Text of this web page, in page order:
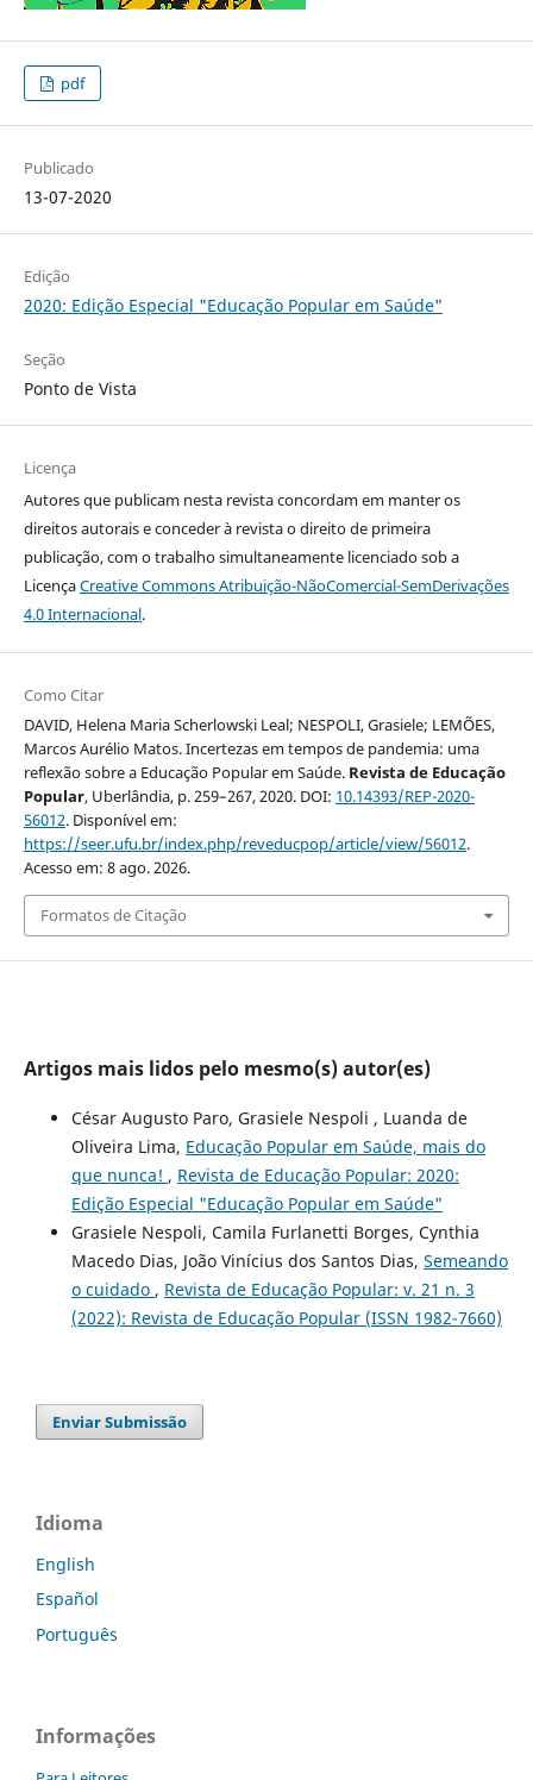
pdf
Publicado
13-07-2020
Edição
2020: Edição Especial "Educação Popular em Saúde"
Seção
Ponto de Vista
Licença
Autores que publicam nesta revista concordam em manter os
direitos autorais e conceder à revista o direito de primeira
publicação, com o trabalho simultaneamente licenciado sob a
LicençaCreative Commons Atribuição-NãoComercial-SemDerivações
4.0 Internacional.
Como Citar
DAVID, Helena Maria Scherlowski Leal; NESPOLI, Grasiele; LEMÕES,
Marcos Aurélio Matos. Incertezas em tempos de pandemia: uma
reflexão sobre a Educação Popular em Saúde. Revista de Educação
Popular, Uberlândia, p. 259–267, 2020. DOI: 10.14393/REP-2020-
56012. Disponível em:
https://seer.ufu.br/index.php/reveducpop/article/view/56012.
Acesso em: 8 ago. 2026.
Formatos de Citação
Artigos mais lidos pelo mesmo(s) autor(es)
César Augusto Paro, Grasiele Nespoli , Luanda de
Oliveira Lima, Educação Popular em Saúde, mais do
que nunca! , Revista de Educação Popular: 2020:
Edição Especial "Educação Popular em Saúde"
Grasiele Nespoli, Camila Furlanetti Borges, Cynthia
Macedo Dias, João Vinícius dos Santos Dias, Semeando
o cuidado , Revista de Educação Popular: v. 21 n. 3
(2022): Revista de Educação Popular (ISSN 1982-7660)
Enviar Submissão
Idioma
English
Español
Português
Informações